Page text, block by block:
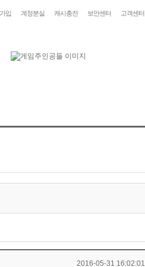
입 계정분실 캐시충전 보안센터 고객센터
2016-05-31 16:02:01